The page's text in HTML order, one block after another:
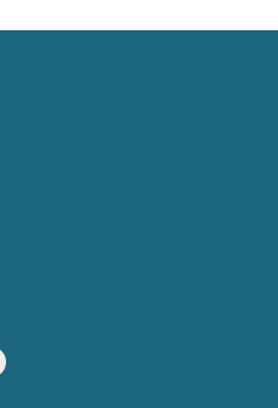
Instagram